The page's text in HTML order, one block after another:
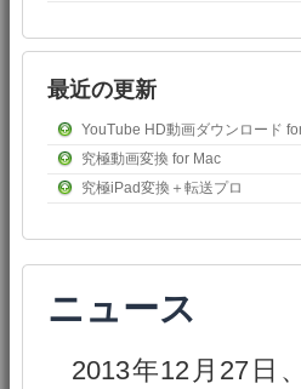
最近の更新
YouTube HD動画ダウンロード
究極動画変換 for Mac
究極iPad変換＋転送プロ
ニュース
2013年12月27日